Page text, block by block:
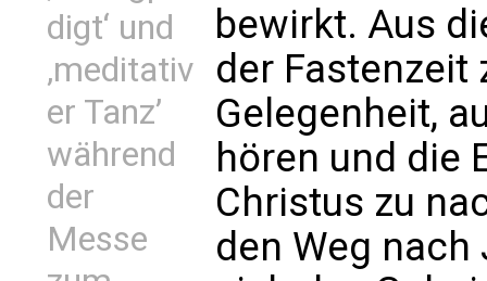
digt‘ und
‚meditativ
er Tanz’
während
der
Messe
bewirkt. Aus
der Fastenzeit
Gelegenheit,
hören und die
Christus zu
den Weg